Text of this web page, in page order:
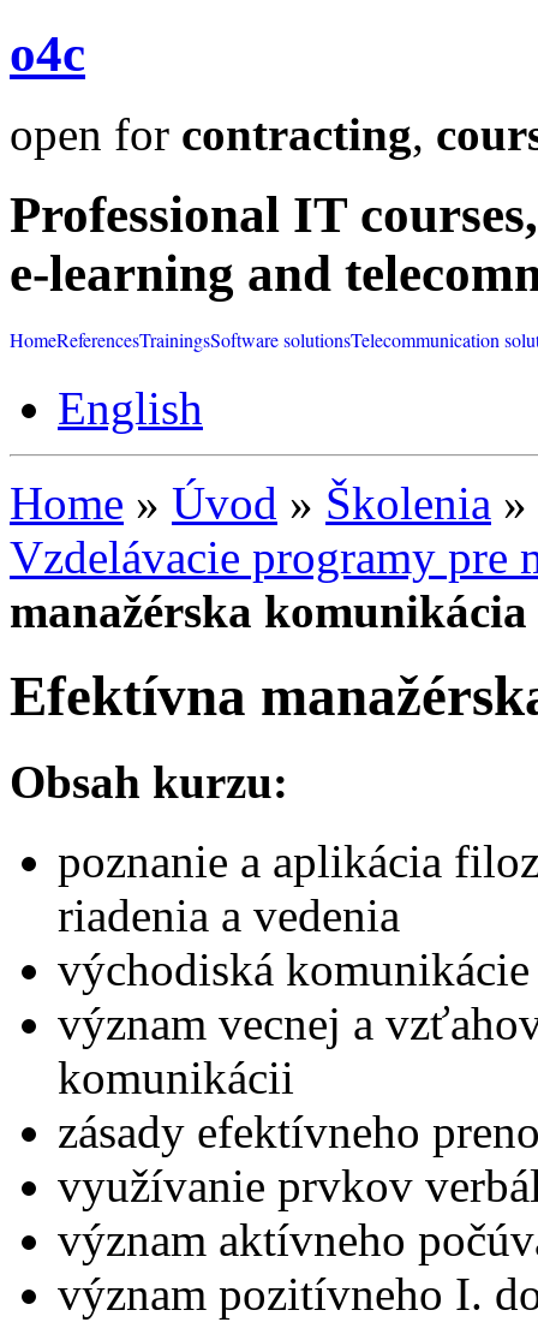
o4c
open for contracting,
Professional IT
e-learning and
HomeReferencesTrainingsSoftware solutionsTelecommunication
English
Home » Úvod » Školenia »
Vzdelávacie programy pre
manažérska komunikácia
Efektívna
Obsah kurzu:
poznanie a aplikácia
riadenia a vedenia
východiská
význam vecnej a
komunikácii
zásady efektívneho
využívanie prvkov
význam aktívneho
význam pozitívneho I.